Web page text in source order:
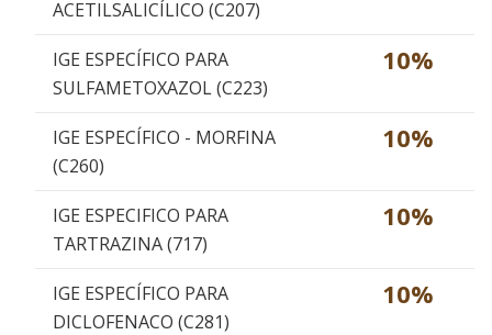
ACETILSALICÍLICO (C207)
IGE ESPECÍFICO PARA
SULFAMETOXAZOL (C223)
10%
IGE ESPECÍFICO - MORFINA
(C260)
10%
IGE ESPECIFICO PARA
TARTRAZINA (717)
10%
IGE ESPECÍFICO PARA
DICLOFENACO (C281)
10%